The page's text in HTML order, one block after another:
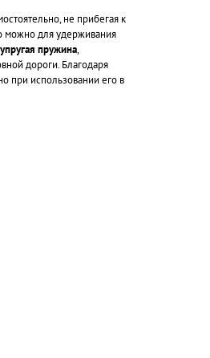
не прибегая к
можно для удерживания
упругая пружина,
дороги. Благодаря
при использовании его в